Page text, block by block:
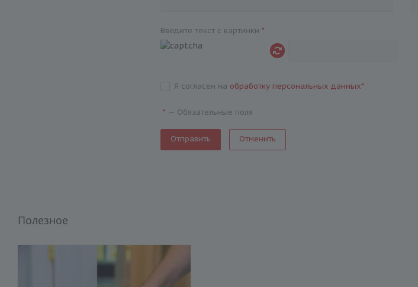
Введите текст с картинки*
Я согласен на обработку персональных данных*
* — Обязательные поля
Отменить
Полезное